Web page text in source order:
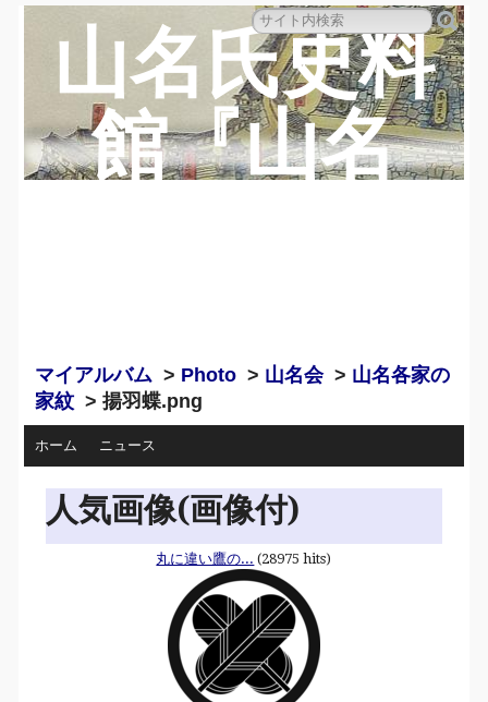
山名氏史料
館『山名
マイアルバム > Photo > 山名会> 山名各家の
家紋 > 揚羽蝶.png
ホーム ニュース
人気画像(画像付)
丸に違い鷹の... (28975 hits)